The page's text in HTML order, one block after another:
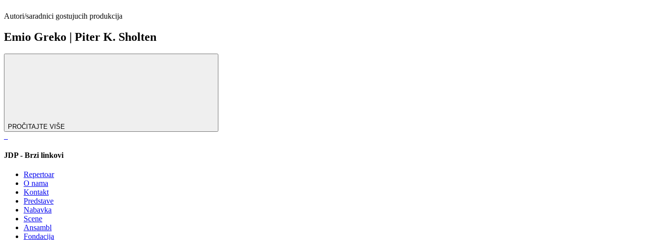
Autori/saradnici gostujucih produkcija
Emio Greko | Piter K. Sholten
PROČITAJTE VIŠE
JDP - Brzi linkovi
Repertoar
O nama
Kontakt
Predstave
Nabavka
Scene
Ansambl
Fondacija